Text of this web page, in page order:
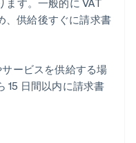
ます。一般的に VAT
、供給後すぐに請求書
ービスを供給する場
15 日間以内に請求書